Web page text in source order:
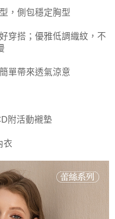
，側包穩定胸型
穿搭；優雅低調織紋，不
單帶來透氣涼意
附活動襯墊
衣